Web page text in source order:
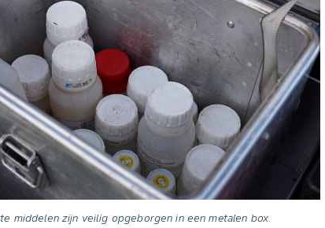
middelen zijn veilig opgeborgen in een metalen box.